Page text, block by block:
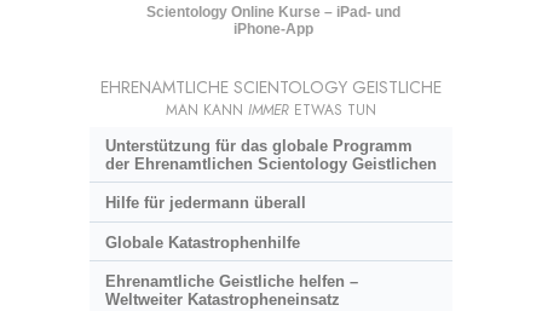
Scientology Online Kurse – iPad- und
iPhone-App
EHRENAMTLICHE SCIENTOLOGY GEISTLICHE
MAN KANN IMMER ETWAS TUN
Unterstützung für das globale Programm
der Ehrenamtlichen Scientology Geistlichen
Hilfe für jedermann überall
Globale Katastrophenhilfe
Ehrenamtliche Geistliche helfen –
Weltweiter Katastropheneinsatz